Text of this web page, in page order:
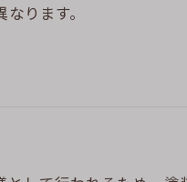
ります。